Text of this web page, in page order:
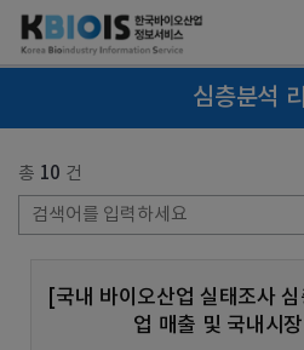
심층분석
총 10 건
[국내 바이오산업 실태조사
업 매출 및 국내시